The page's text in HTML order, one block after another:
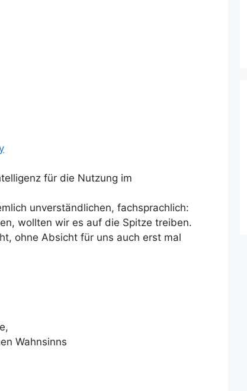
für die Nutzung im
unverständlichen, fachsprachlich:
wollten wir es auf die Spitze treiben.
ohne Absicht für uns auch erst mal
Wahnsinns